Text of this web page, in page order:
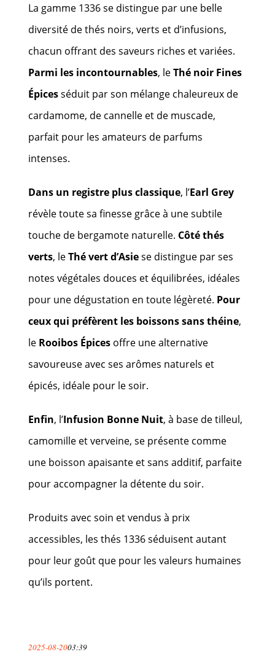
La gamme 1336 se distingue par une belle
diversité de thés noirs, verts et d’infusions,
chacun offrant des saveurs riches et variées.
Parmi les incontournables, leThé noir Fines
Épicesséduit par son mélange chaleureux de
cardamome, de cannelle et de muscade,
parfait pour les amateurs de parfums
intenses.
Dans un registre plus classique, l’Earl Grey
révèle toute sa finesse grâce à une subtile
touche de bergamote naturelle. Côté thés
verts, leThé vert d’Asiese distingue par ses
notes végétales douces et équilibrées, idéales
pour une dégustation en toute légèreté. Pour
ceux qui préfèrent les boissons sans théine,
le Rooibos Épices offre une alternative
savoureuse avec ses arômes naturels et
épicés, idéale pour le soir.
Enfin, l’Infusion Bonne Nuit, à base de tilleul,
camomille et verveine, se présente comme
une boisson apaisante et sans additif, parfaite
pour accompagner la détente du soir.
Produits avec soin et vendus à prix
accessibles, les thés 1336 séduisent autant
pour leur goût que pour les valeurs humaines
qu’ils portent.
2025-08-2003:39